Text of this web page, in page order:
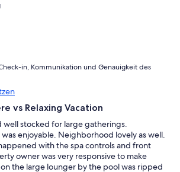
as well. I wish it had been cleaner -
as do all linens even when they haven't
Needed more blankets (was cold there).
and refills in the cleanser bottles. The
Some silverware was dirty in the drawer.
washer, and dryer. Be sure that the
entry code since previous renters. It is
US10 highway in Indio. This house is
gated community. Good wi-fi and TVS
are 5 or less so bring your own !
but those little things count!
in, Kommunikation und Genauigkeit des
vs Relaxing Vacation
well stocked for large gatherings.
enjoyable. Neighborhood lovely as well.
with the spa controls and front
owner was very responsive to make
the large lounger by the pool was ripped